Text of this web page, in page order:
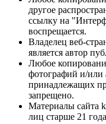
другое
ссылку на
воспрещается.
Владелец веб-
является автор
Любое
фотографий и/или
принадлежащих
запрещено.
Материалы сайта
лиц старше 21